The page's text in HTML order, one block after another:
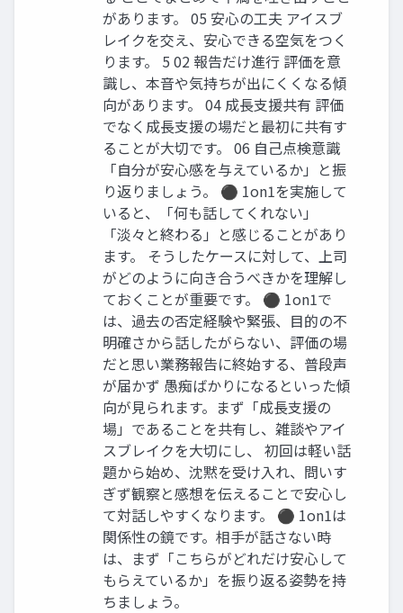
があります。 05 安心の工夫 アイスブ
レイクを交え、安心できる空気をつく
ります。 5 02 報告だけ進行 評価を意
識し、本音や気持ちが出にくくなる傾
向があります。 04 成長支援共有 評価
でなく成長支援の場だと最初に共有す
ることが大切です。 06 自己点検意識
「自分が安心感を与えているか」と振
り返りましょう。 ⚫ 1on1を実施して
いると、「何も話してくれない」
「淡々と終わる」と感じることがあり
ます。 そうしたケースに対して、上司
がどのように向き合うべきかを理解し
ておくことが重要です。 ⚫ 1on1で
は、過去の否定経験や緊張、目的の不
明確さから話したがらない、評価の場
だと思い業務報告に終始する、普段声
が届かず 愚痴ばかりになるといった傾
向が見られます。まず「成長支援の
場」であることを共有し、雑談やアイ
スブレイクを大切にし、 初回は軽い話
題から始め、沈黙を受け入れ、問いす
ぎず観察と感想を伝えることで安心し
て対話しやすくなります。 ⚫ 1on1は
関係性の鏡です。相手が話さない時
は、まず「こちらがどれだけ安心して
もらえているか」を振り返る姿勢を持
ちましょう。